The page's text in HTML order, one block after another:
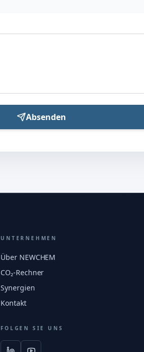
Absenden
UNTERNEHMEN
Über NEWCHEM
CO₂-Rechner
Synergien
Kontakt
FOLGEN SIE UNS